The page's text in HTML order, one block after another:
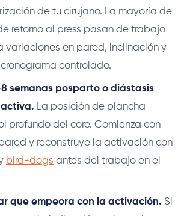
de tu cirujano. La mayoría de
retorno al press pasan de trabajo
variaciones en pared, inclinación y
controlado.
8 semanas posparto o diástasis
La posición de plancha
profundo del core. Comienza con
y reconstruye la activación con
bird-dogs antes del trabajo en el
que empeora con la activación. Si